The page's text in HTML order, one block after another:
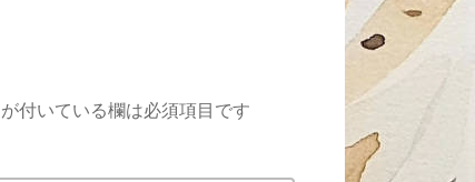
が付いている欄は必須項目です